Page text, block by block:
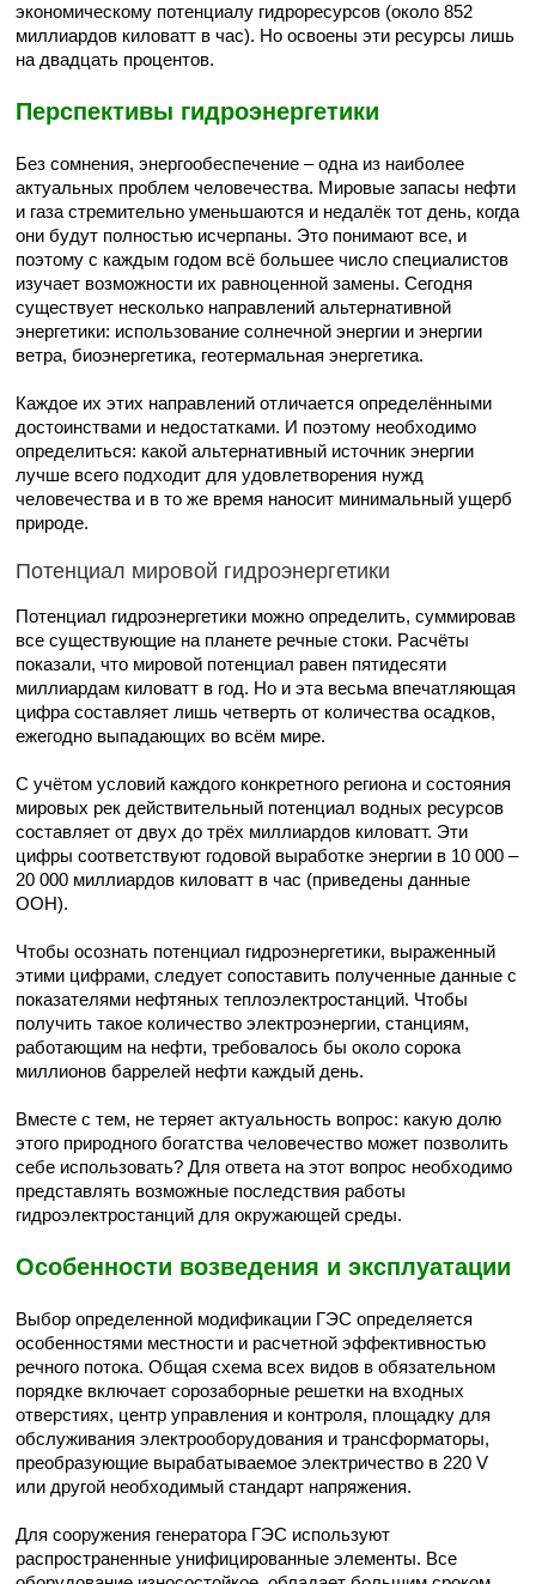
экономическому потенциалу гидроресурсов (около 852
миллиардов киловатт в час). Но освоены эти ресурсы лишь
на двадцать процентов.
Перспективы гидроэнергетики
Без сомнения, энергообеспечение – одна из наиболее
актуальных проблем человечества. Мировые запасы нефти
и газа стремительно уменьшаются и недалёк тот день, когда
они будут полностью исчерпаны. Это понимают все, и
поэтому с каждым годом всё большее число специалистов
изучает возможности их равноценной замены. Сегодня
существует несколько направлений альтернативной
энергетики: использование солнечной энергии и энергии
ветра, биоэнергетика, геотермальная энергетика.
Каждое их этих направлений отличается определёнными
достоинствами и недостатками. И поэтому необходимо
определиться: какой альтернативный источник энергии
лучше всего подходит для удовлетворения нужд
человечества и в то же время наносит минимальный ущерб
природе.
Потенциал мировой гидроэнергетики
Потенциал гидроэнергетики можно определить, суммировав
все существующие на планете речные стоки. Расчёты
показали, что мировой потенциал равен пятидесяти
миллиардам киловатт в год. Но и эта весьма впечатляющая
цифра составляет лишь четверть от количества осадков,
ежегодно выпадающих во всём мире.
С учётом условий каждого конкретного региона и состояния
мировых рек действительный потенциал водных ресурсов
составляет от двух до трёх миллиардов киловатт. Эти
цифры соответствуют годовой выработке энергии в 10 000 –
20 000 миллиардов киловатт в час (приведены данные
ООН).
Чтобы осознать потенциал гидроэнергетики, выраженный
этими цифрами, следует сопоставить полученные данные с
показателями нефтяных теплоэлектростанций. Чтобы
получить такое количество электроэнергии, станциям,
работающим на нефти, требовалось бы около сорока
миллионов баррелей нефти каждый день.
Вместе с тем, не теряет актуальность вопрос: какую долю
этого природного богатства человечество может позволить
себе использовать? Для ответа на этот вопрос необходимо
представлять возможные последствия работы
гидроэлектростанций для окружающей среды.
Особенности возведения и эксплуатации
Выбор определенной модификации ГЭС определяется
особенностями местности и расчетной эффективностью
речного потока. Общая схема всех видов в обязательном
порядке включает сорозаборные решетки на входных
отверстиях, центр управления и контроля, площадку для
обслуживания электрооборудования и трансформаторы,
преобразующие вырабатываемое электричество в 220 V
или другой необходимый стандарт напряжения.
Для сооружения генератора ГЭС используют
распространенные унифицированные элементы. Все